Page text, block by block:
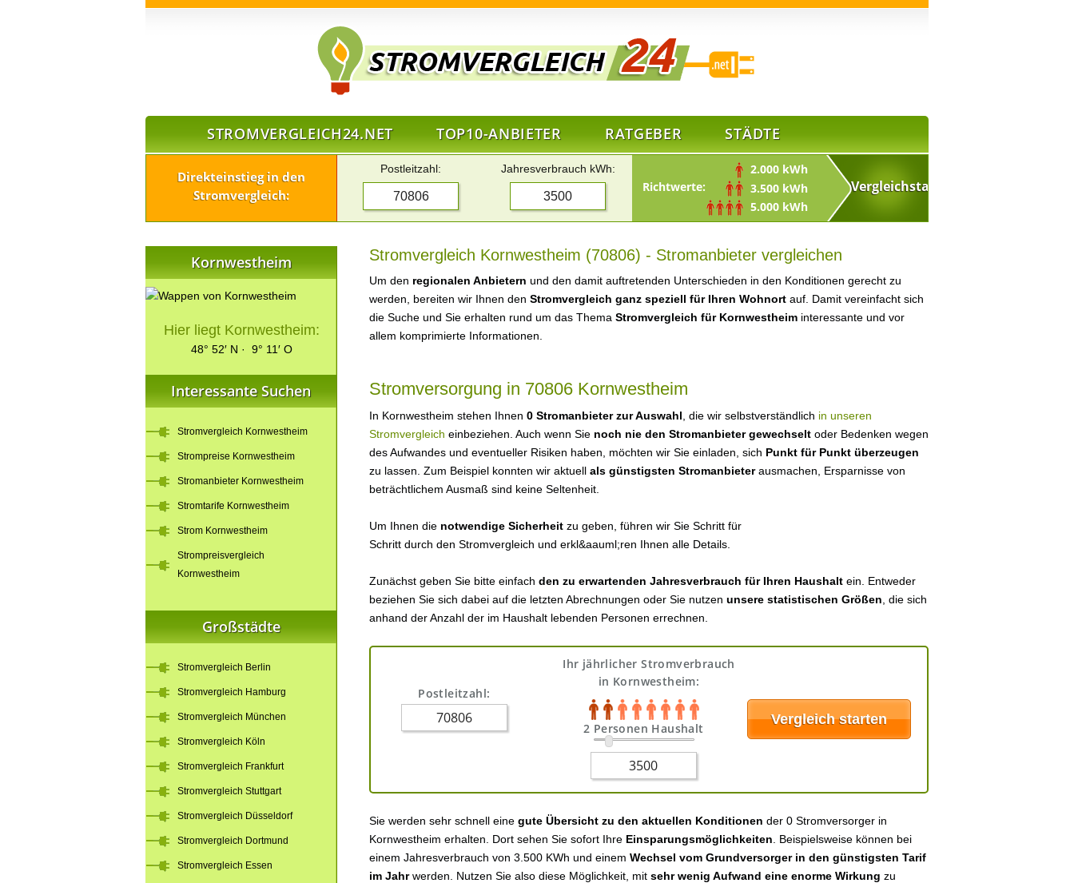
STROMVERGLEICH24.NET TOP10-ANBIETER RATGEBER STÄDTE
Direkteinstieg in den
Stromvergleich:
Postleitzahl: Jahresverbrauch kWh:
Richtwerte:
2.000 kWh
3.500 kWh
5.000 kWh
Stromvergleich Kornwestheim (70806) - Stromanbieter vergleichen
Um den regionalen Anbietern und den damit auftretenden Unterschieden in den Konditionen gerecht zu
werden, bereiten wir Ihnen den Stromvergleich ganz speziell für Ihren Wohnort auf. Damit vereinfacht sich
die Suche und Sie erhalten rund um das Thema Stromvergleich für Kornwestheim interessante und vor
allem komprimierte Informationen.
Stromversorgung in 70806 Kornwestheim
In Kornwestheim stehen Ihnen 0 Stromanbieter zur Auswahl , die wir selbstverständlich in unseren
Stromvergleich einbeziehen. Auch wenn Sie noch nie den Stromanbieter gewechselt oder Bedenken wegen
des Aufwandes und eventueller Risiken haben, möchten wir Sie einladen, sich Punkt für Punkt überzeugen
zu lassen. Zum Beispiel konnten wir aktuell als günstigsten Stromanbieterausmachen, Ersparnisse von
beträchtlichem Ausmaß sind keine Seltenheit.
Um Ihnen die notwendige Sicherheit zu geben, führen wir Sie Schritt für
Schritt durch den Stromvergleich und erkl&aauml;ren Ihnen alle Details.
Zunächst geben Sie bitte einfach den zu erwartenden Jahresverbrauch für Ihren Haushalt ein. Entweder
beziehen Sie sich dabei auf die letzten Abrechnungen oder Sie nutzen unsere statistischen Größen , die sich
anhand der Anzahl der im Haushalt lebenden Personen errechnen.
Postleitzahl:
Ihr jährlicher Stromverbrauch
in Kornwestheim:
2 Personen Haushalt
Sie werden sehr schnell eine gute Übersicht zu den aktuellen Konditionen der 0 Stromversorger in
Kornwestheim erhalten. Dort sehen Sie sofort Ihre Einsparungsmöglichkeiten . Beispielsweise können bei
einem Jahresverbrauch von 3.500 KWh und einem Wechsel vom Grundversorger in den günstigsten Tarif
im Jahrwerden. Nutzen Sie also diese Möglichkeit, mit sehr wenig Aufwand eine enorme Wirkung zu
Kornwestheim
Hier liegt Kornwestheim:
48° 52′ N · 9° 11′ O
Interessante Suchen
Stromvergleich Kornwestheim
Strompreise Kornwestheim
Stromanbieter Kornwestheim
Stromtarife Kornwestheim
Strom Kornwestheim
Strompreisvergleich
Kornwestheim
Großstädte
Stromvergleich Berlin
Stromvergleich Hamburg
Stromvergleich München
Stromvergleich Köln
Stromvergleich Frankfurt
Stromvergleich Stuttgart
Stromvergleich Düsseldorf
Stromvergleich Dortmund
Stromvergleich Essen